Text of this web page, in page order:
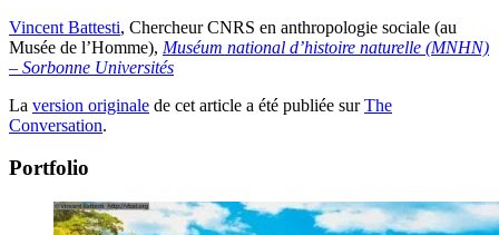
Vincent Battesti, Chercheur CNRS en anthropologie sociale (au
Musée de l’Homme), Muséum national d’histoire naturelle (MNHN)
– Sorbonne Universités
La version originale de cet article a été publiée surThe
Conversation.
Portfolio